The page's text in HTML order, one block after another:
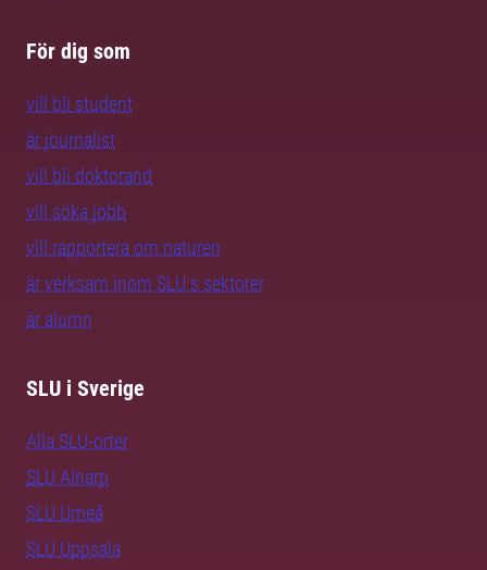
För dig som
vill bli student
är journalist
vill bli doktorand
vill söka jobb
vill rapportera om naturen
är verksam inom SLU:s sektorer
är alumn
SLU i Sverige
Alla SLU-orter
SLU Alnarp
SLU Umeå
SLU Uppsala